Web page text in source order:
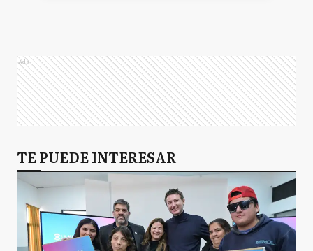
Ads
TE PUEDE INTERESAR